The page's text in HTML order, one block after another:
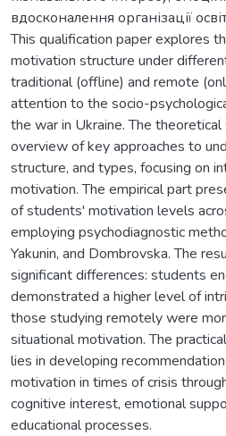
вдосконалення організації
This qualification paper explores
motivation structure under
traditional (offline) and remote
attention to the socio-
the war in Ukraine. The
overview of key approaches to
structure, and types, focusing on
motivation. The empirical part
of students' motivation levels
employing psychodiagnostic
Yakunin, and Dombrovska. The
significant differences: students
demonstrated a higher level of
those studying remotely were
situational motivation. The
lies in developing
motivation in times of crisis
cognitive interest, emotional
educational processes.